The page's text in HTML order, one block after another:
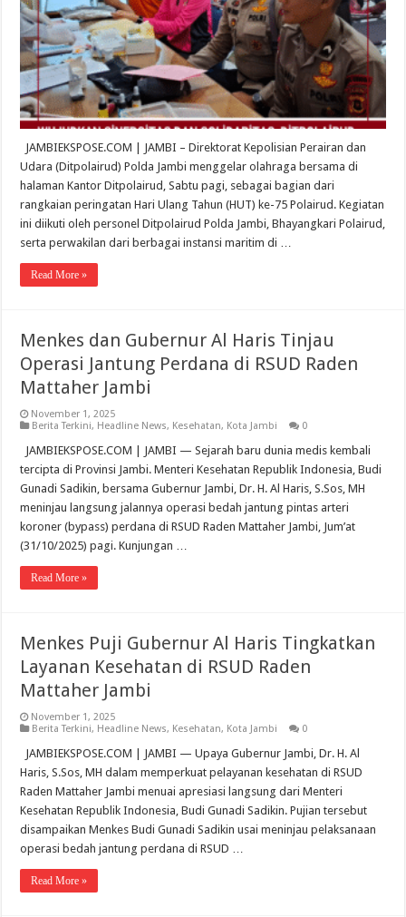
JAMBIEKSPOSE.COM | JAMBI – Direktorat Kepolisian Perairan dan
Udara (Ditpolairud) Polda Jambi menggelar olahraga bersama di
halaman Kantor Ditpolairud, Sabtu pagi, sebagai bagian dari
rangkaian peringatan Hari Ulang Tahun (HUT) ke-75 Polairud. Kegiatan
ini diikuti oleh personel Ditpolairud Polda Jambi, Bhayangkari Polairud,
serta perwakilan dari berbagai instansi maritim di …
Read More »
Menkes dan Gubernur Al Haris Tinjau
Operasi Jantung Perdana di RSUD Raden
Mattaher Jambi
November 1, 2025
Berita Terkini, Headline News, Kesehatan, Kota Jambi 0
JAMBIEKSPOSE.COM | JAMBI — Sejarah baru dunia medis kembali
tercipta di Provinsi Jambi. Menteri Kesehatan Republik Indonesia, Budi
Gunadi Sadikin, bersama Gubernur Jambi, Dr. H. Al Haris, S.Sos, MH
meninjau langsung jalannya operasi bedah jantung pintas arteri
koroner (bypass) perdana di RSUD Raden Mattaher Jambi, Jum’at
(31/10/2025) pagi. Kunjungan …
Read More »
Menkes Puji Gubernur Al Haris Tingkatkan
Layanan Kesehatan di RSUD Raden
Mattaher Jambi
November 1, 2025
Berita Terkini, Headline News, Kesehatan, Kota Jambi 0
JAMBIEKSPOSE.COM | JAMBI — Upaya Gubernur Jambi, Dr. H. Al
Haris, S.Sos, MH dalam memperkuat pelayanan kesehatan di RSUD
Raden Mattaher Jambi menuai apresiasi langsung dari Menteri
Kesehatan Republik Indonesia, Budi Gunadi Sadikin. Pujian tersebut
disampaikan Menkes Budi Gunadi Sadikin usai meninjau pelaksanaan
operasi bedah jantung perdana di RSUD …
Read More »